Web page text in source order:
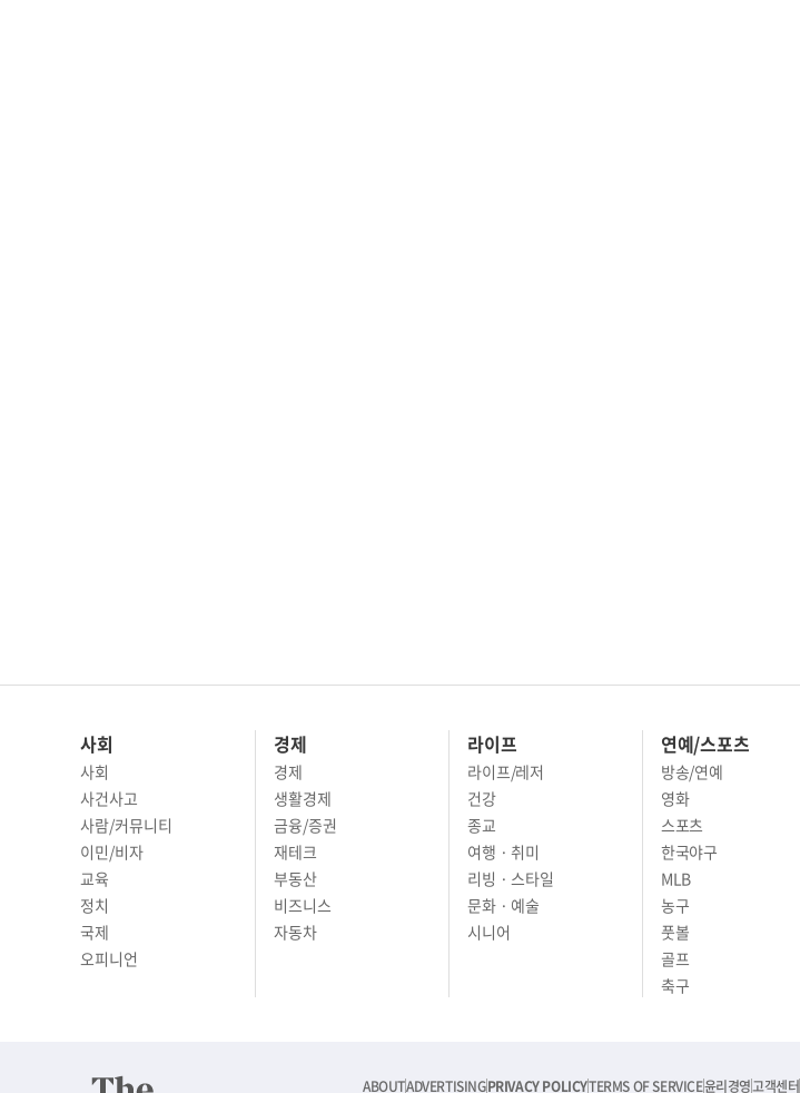
사회
사회
사건사고
사람/커뮤니티
이민/비자
교육
정치
국제
오피니언
경제
경제
생활경제
금융/증권
재테크
부동산
비즈니스
자동차
라이프
라이프/레저
건강
종교
여행 · 취미
리빙 · 스타일
문화 · 예술
시니어
연예/스포츠
방송/연예
영화
스포츠
한국야구
MLB
농구
풋볼
골프
축구
ABOUTADVERTISINGPRIVACY POLICYTERMS OF SERVICE윤리경영고객센터